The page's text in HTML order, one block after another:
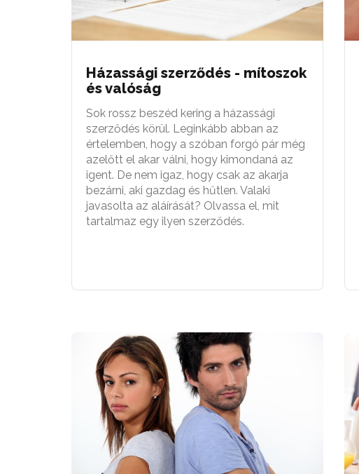
Házassági szerződés - mítoszok
és valóság
Sok rossz beszéd kering a házassági
szerződés körül. Leginkább abban az
értelemben, hogy a szóban forgó pár még
azelőtt el akar válni, hogy kimondaná az
igent. De nem igaz, hogy csak az akarja
bezárni, aki gazdag és hűtlen. Valaki
javasolta az aláírását? Olvassa el, mit
tartalmaz egy ilyen szerződés.